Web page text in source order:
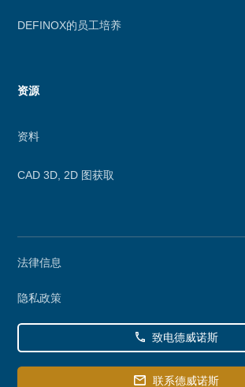
DEFINOX的员工培养
资源
资料
CAD 3D, 2D 图获取
Secondary
法律信息
隐私政策
致电德威诺斯
联系德威诺斯